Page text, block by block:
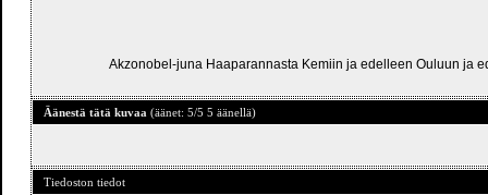
Akzonobel-juna Haaparannasta Kemiin ja edelleen Ouluun ja
Äänestä tätä kuvaa (äänet: 5/5 5 äänellä)
Tiedoston tiedot